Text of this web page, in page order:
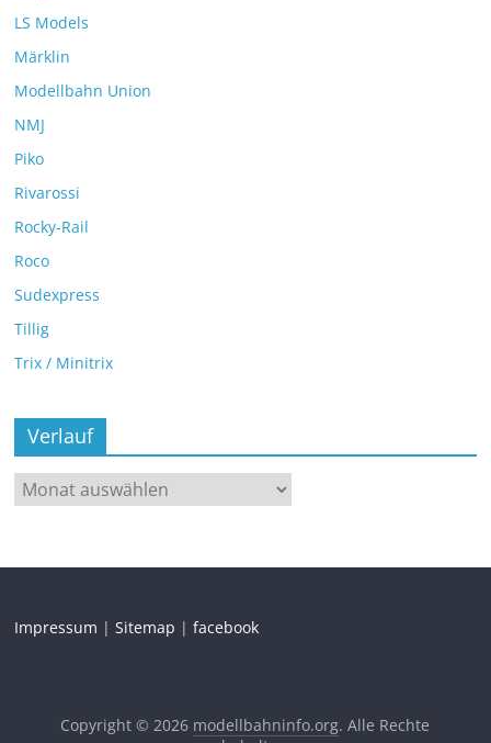
LS Models
Märklin
Modellbahn Union
NMJ
Piko
Rivarossi
Rocky-Rail
Roco
Sudexpress
Tillig
Trix / Minitrix
Verlauf
Impressum |Sitemap |facebook
Copyright © 2026 modellbahninfo.org. Alle Rechte